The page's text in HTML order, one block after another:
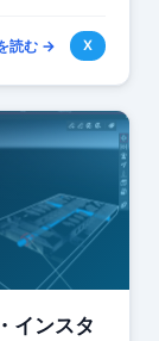
読む → X
インスタ